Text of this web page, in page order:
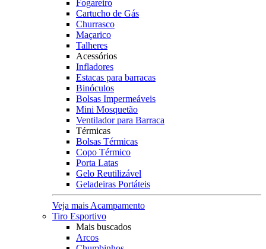
Fogareiro
Cartucho de Gás
Churrasco
Maçarico
Talheres
Acessórios
Infladores
Estacas para barracas
Binóculos
Bolsas Impermeáveis
Mini Mosquetão
Ventilador para Barraca
Térmicas
Bolsas Térmicas
Copo Térmico
Porta Latas
Gelo Reutilizável
Geladeiras Portáteis
Veja mais Acampamento
Tiro Esportivo
Mais buscados
Arcos